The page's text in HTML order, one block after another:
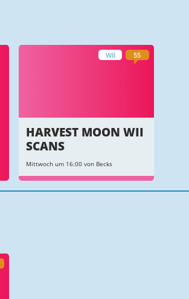
WII 55
HARVEST MOON WII
SCANS
Mittwoch um 16:00 von Becks